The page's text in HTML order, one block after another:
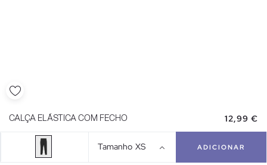
CALÇA ELÁSTICA COM FECHO 12,99 €
Tamanho XS ADICIONAR